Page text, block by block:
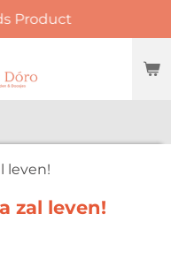
Product
leven!
zal leven!